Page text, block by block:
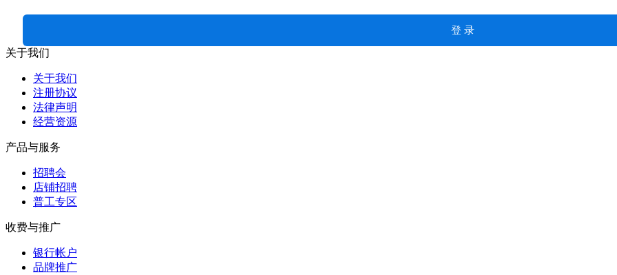
关于我们
关于我们
注册协议
法律声明
经营资源
产品与服务
招聘会
店铺招聘
普工专区
收费与推广
银行帐户
品牌推广